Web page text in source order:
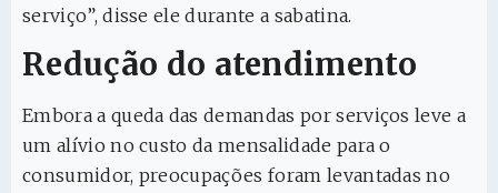
serviço”, disse ele durante a sabatina.
Redução do atendimento
Embora a queda das demandas por serviços leve a
um alívio no custo da mensalidade para o
consumidor, preocupações foram levantadas no